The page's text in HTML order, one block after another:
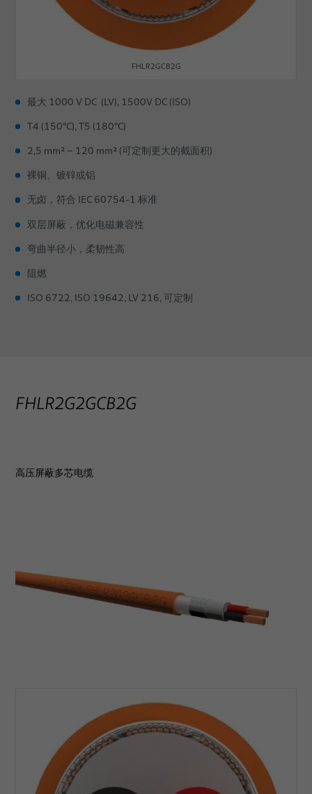
FHLR2GCB2G
最大 1000 V DC (LV), 1500V DC (ISO)
T4 (150°C), T5 (180°C)
2,5 mm² – 120 mm² (可定制更大的截面积)
裸铜、镀锌或铝
无卤，符合 IEC 60754-1 标准
双层屏蔽，优化电磁兼容性
弯曲半径小，柔韧性高
阻燃
ISO 6722, ISO 19642, LV 216, 可定制
FHLR2G2GCB2G
高压屏蔽多芯电缆